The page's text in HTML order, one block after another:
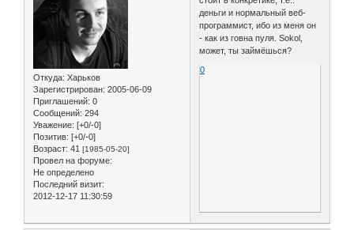
Откуда: Харьков
Зарегистрирован: 2005-06-09
Приглашений: 0
Сообщений: 294
Уважение: [+0/-0]
Позитив: [+0/-0]
Возраст: 41 [1985-05-20]
Провел на форуме:
Не определено
Последний визит:
2012-12-17 11:30:59
деньги и нормальный веб-
программист, ибо из меня он
- как из говна пуля. Sokol,
может, ты займёшься?
0